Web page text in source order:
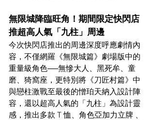
無限城降臨旺角！期間限定快閃店
推超高人氣「九柱」周邊
今次快閃店推出的周邊深度呼應劇情內
容，不僅網羅《無限城篇》劇場版中的
重量級角色──無慘大人、黑死牟、童
磨、猗窩座，更特別將《刀匠村篇》中
與戀柱激戰至最後的憎珀天納入設計陣
容，還以超高人氣的「九柱」為設計靈
感，推出多款 T 恤、角色亞加力立牌 、